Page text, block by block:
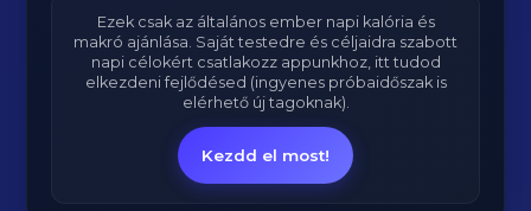
Ezek csak az általános ember napi kalória és
makró ajánlása. Saját testedre és céljaidra szabott
napi célokért csatlakozz appunkhoz, itt tudod
elkezdeni fejlődésed (ingyenes próbaidőszak is
elérhető új tagoknak).
Kezdd el most!